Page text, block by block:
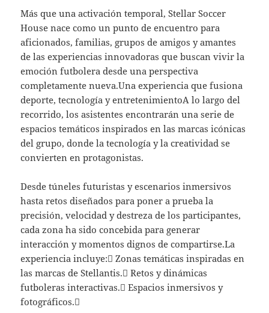
Más que una activación temporal, Stellar Soccer
House nace como un punto de encuentro para
aficionados, familias, grupos de amigos y amantes
de las experiencias innovadoras que buscan vivir la
emoción futbolera desde una perspectiva
completamente nueva.Una experiencia que fusiona
deporte, tecnología y entretenimientoA lo largo del
recorrido, los asistentes encontrarán una serie de
espacios temáticos inspirados en las marcas icónicas
del grupo, donde la tecnología y la creatividad se
convierten en protagonistas.
Desde túneles futuristas y escenarios inmersivos
hasta retos diseñados para poner a prueba la
precisión, velocidad y destreza de los participantes,
cada zona ha sido concebida para generar
interacción y momentos dignos de compartirse.La
experiencia incluye: Zonas temáticas inspiradas en
las marcas de Stellantis. Retos y dinámicas
futboleras interactivas. Espacios inmersivos y
fotográficos.